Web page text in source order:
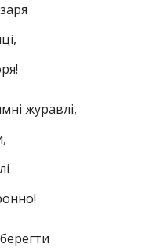
журавлі,